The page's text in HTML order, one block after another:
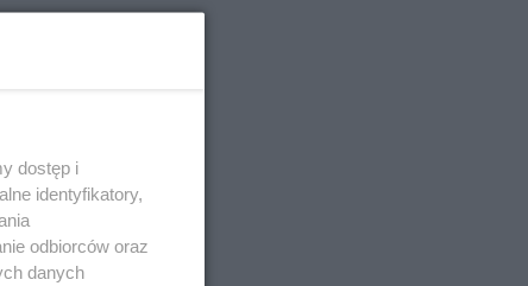
dostęp i
identyfikatory,
odbiorców oraz
danych